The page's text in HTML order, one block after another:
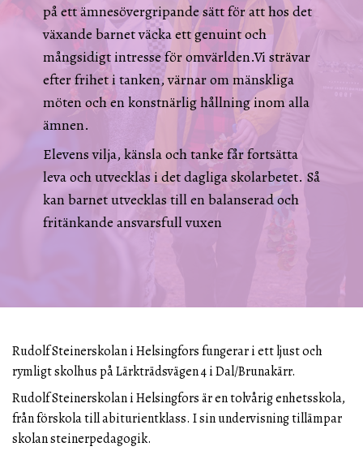
på ett ämnesövergripande sätt för att hos det
växande barnet väcka ett genuint och
mångsidigt intresse för omvärlden.Vi strävar
efter frihet i tanken, värnar om mänskliga
möten och en konstnärlig hållning inom alla
ämnen.
Elevens vilja, känsla och tanke får fortsätta
leva och utvecklas i det dagliga skolarbetet. Så
kan barnet utvecklas till en balanserad och
fritänkande ansvarsfull vuxen
Rudolf Steinerskolan i Helsingfors fungerar i ett ljust och
rymligt skolhus på Lärkträdsvägen 4 i Dal/Brunakärr.
Rudolf Steinerskolan i Helsingfors är en tolvårig enhetsskola,
från förskola till abiturientklass. I sin undervisning tillämpar
skolan steinerpedagogik.